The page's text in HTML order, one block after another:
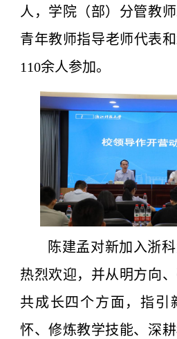
人，学院（部）分管教
青年教师指导老师代表
110余人参加。
陈建孟对新加入浙
热烈欢迎，并从明方向
共成长四个方面，指引
怀、修炼教学技能、深